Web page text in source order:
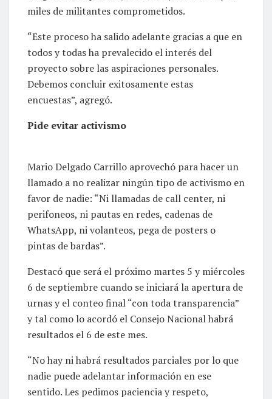
miles de militantes comprometidos.
“Este proceso ha salido adelante gracias a que en
todos y todas ha prevalecido el interés del
proyecto sobre las aspiraciones personales.
Debemos concluir exitosamente estas
encuestas”, agregó.
Pide evitar activismo
Mario Delgado Carrillo aprovechó para hacer un
llamado a no realizar ningún tipo de activismo en
favor de nadie: “Ni llamadas de call center, ni
perifoneos, ni pautas en redes, cadenas de
WhatsApp, ni volanteos, pega de posters o
pintas de bardas”.
Destacó que será el próximo martes 5 y miércoles
6 de septiembre cuando se iniciará la apertura de
urnas y el conteo final “con toda transparencia”
y tal como lo acordó el Consejo Nacional habrá
resultados el 6 de este mes.
“No hay ni habrá resultados parciales por lo que
nadie puede adelantar información en ese
sentido. Les pedimos paciencia y respeto,